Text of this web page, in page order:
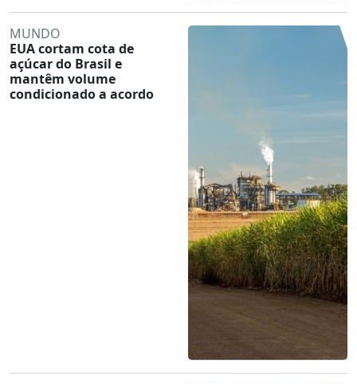
MUNDO
EUA cortam cota de
açúcar do Brasil e
mantêm volume
condicionado a acordo